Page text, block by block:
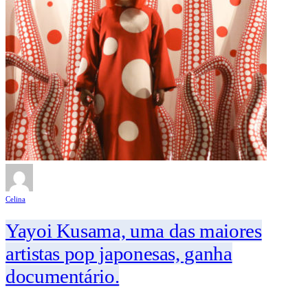
Celina
Yayoi Kusama, uma das maiores
artistas pop japonesas, ganha
documentário.